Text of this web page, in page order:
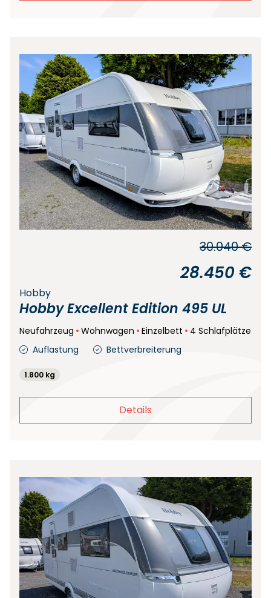
Hobby
Hobby Excellent Edition 495 UL
Neufahrzeug Wohnwagen Einzelbett 4 Schlafplätze
28.450 €
30.040 €
Auflastung Bettverbreiterung
1.800 kg
Details